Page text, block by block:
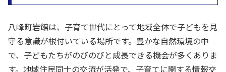
八峰町岩館は、子育て世代にとって地域全体で子どもを見
守る意識が根付いている場所です。豊かな自然環境の中
で、子どもたちがのびのびと成長できる機会が多くありま
す。地域住民同士の交流が活発で、子育てに関する情報交